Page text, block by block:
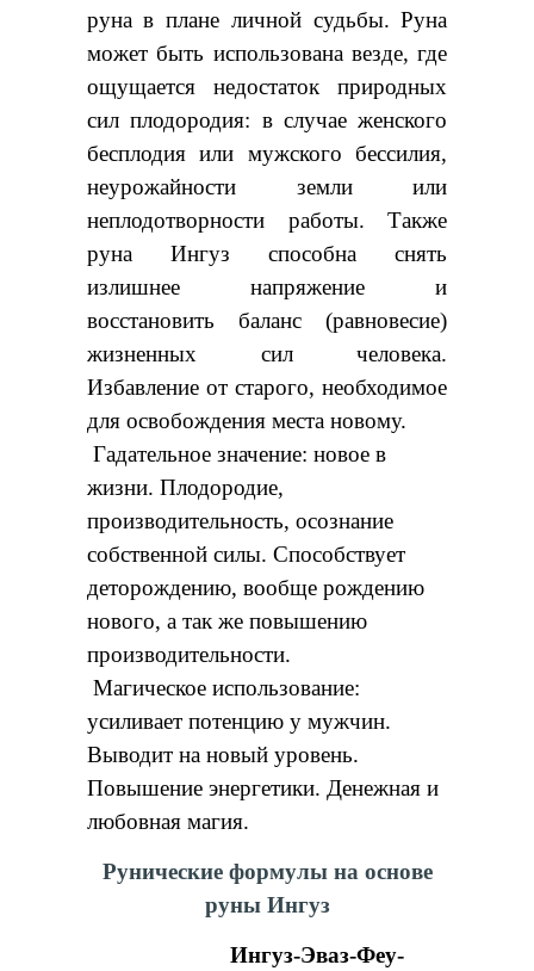
руна в плане личной судьбы. Руна
может быть использована везде, где
ощущается недостаток природных
сил плодородия: в случае женского
бесплодия или мужского бессилия,
неурожайности земли или
неплодотворности работы. Также
руна Ингуз способна снять
излишнее напряжение и
восстановить баланс (равновесие)
жизненных сил человека.
Избавление от старого, необходимое
для освобождения места новому.
Гадательное значение: новое в
жизни. Плодородие,
производительность, осознание
собственной силы. Способствует
деторождению, вообще рождению
нового, а так же повышению
производительности.
Магическое использование:
усиливает потенцию у мужчин.
Выводит на новый уровень.
Повышение энергетики. Денежная и
любовная магия.
Рунические формулы на основе
руны Ингуз
Ингуз-Эваз-Феу-